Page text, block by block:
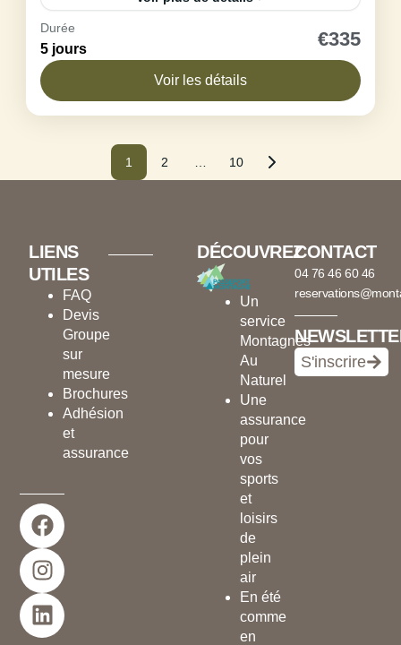
Offrez à vos élèves un séjour scolaire
inoubliable au cœur des Pyrénées catalanes,
mêlant sport, nature et convivialité.
L’hébergement chaleureux, en chambres
Maison de Bolquère
Durée
5 jours €335
Voir les détails
1 2 10
LIENS
UTILES
FAQ
Devis
Groupe
sur
mesure
Brochures
Adhésion
et
assurance
F
a
c
e
b
o
I
n
s
t
a
g
L
i
n
k
e
d
DÉCOUVREZ
Un
service
Montagnes
Au
Naturel
Une
assurance
pour
vos
sports
et
loisirs
de
plein
air
En été
comme
en
CONTACT
04 76 46 60 46
S'inscrire